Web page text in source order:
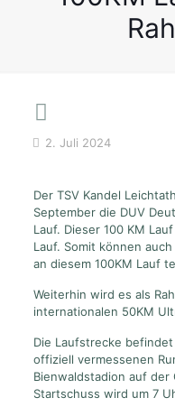
2. Juli 2024
Der TSV Kandel
September die DUV
Lauf. Dieser 100 KM
Lauf. Somit können
an diesem 100KM Lauf
Weiterhin wird es als
internationalen 50KM
Die Laufstrecke
offiziell vermessenen
Bienwaldstadion auf
Startschuss wird um 7